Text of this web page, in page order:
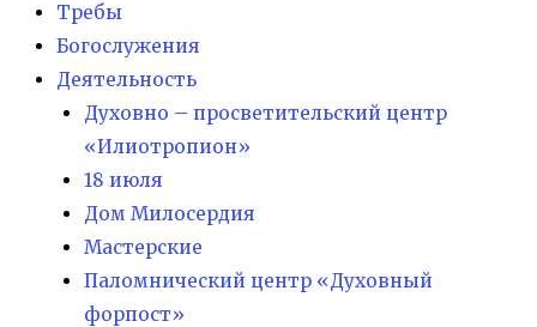
Требы
Богослужения
Деятельность
Духовно – просветительский центр
«Илиотропион»
18 июля
Дом Милосердия
Мастерские
Паломнический центр «Духовный
форпост»